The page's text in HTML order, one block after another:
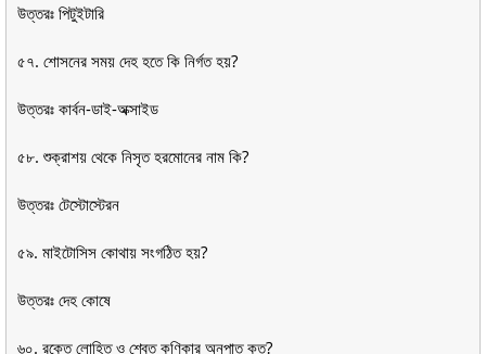
উত্তরঃ পিটুইটারি
৫৭. শোসনের সময় দেহ হতে কি নির্গত হয়?
উত্তরঃ কার্বন-ডাই-অক্সাইড
৫৮. শুক্রাশয় থেকে নিসৃত হরমোনের নাম কি?
উত্তরঃ টেস্টোস্টেরন
৫৯. মাইটোসিস কোথায় সংগঠিত হয়?
উত্তরঃ দেহ কোষে
৬০. রক্তে লোহিত ও শ্বেত কণিকার অনুপাত কত?